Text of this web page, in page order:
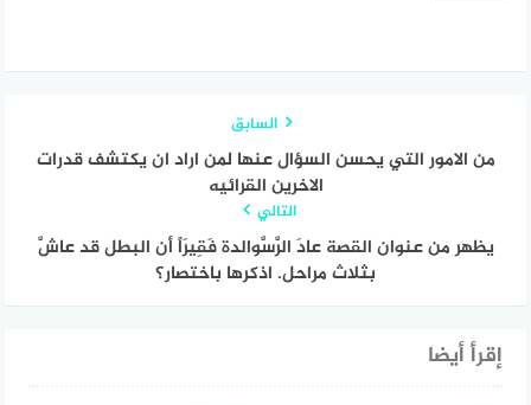
السابق
من الامور التي يحسن السؤال عنها لمن اراد ان يكتشف قدرات
الاخرين القرائيه
التالي
يظهر من عنوان القصة عادَ الرَّسَّوالدة فَقِيرَاً أن البطل قد عاشَّ
بثلاث مراحل. اذكرها باختصار؟
إقرأ أيضا